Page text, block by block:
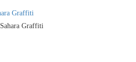
Sahara Graffiti